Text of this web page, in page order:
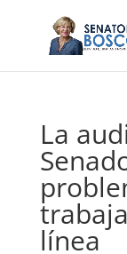
La
línea